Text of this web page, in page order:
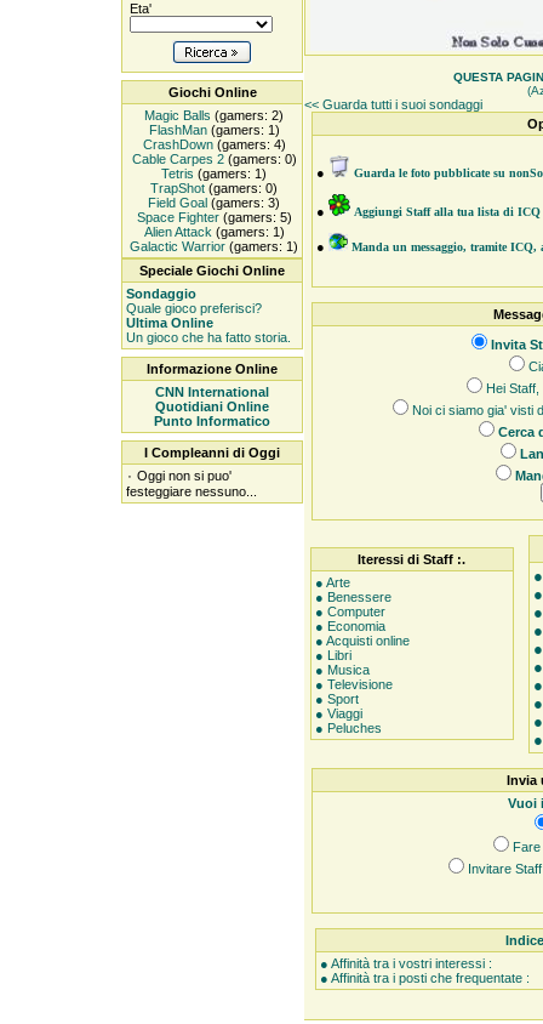
Eta'
Giochi Online
Magic Balls (gamers: 2)
FlashMan(gamers: 1)
CrashDown(gamers: 4)
Cable Carpes 2(gamers: 0)
Tetris (gamers: 1)
TrapShot (gamers: 0)
Field Goal (gamers: 3)
Space Fighter(gamers: 5)
Alien Attack (gamers: 1)
Galactic Warrior (gamers: 1)
Speciale Giochi Online
Sondaggio
Quale gioco preferisci?
Ultima Online
Un gioco che ha fatto storia.
Informazione Online
CNN International
Quotidiani Online
Punto Informatico
I Compleanni di Oggi
۰ Oggi non si puo'
festeggiare nessuno...
QUESTA
<< Guarda tutti i suoi sondaggi
● Guarda le foto pubblicate su
● Aggiungi Staff alla tua lista di ICQ
● Manda un messaggio, tramite ICQ,
Invita
Hei Staff,
Noi ci siamo gia' visti
Cerca
Iteressi di Staff :.
● Arte
● Benessere
● Computer
● Economia
● Acquisti online
● Libri
● Musica
● Televisione
● Sport
● Viaggi
● Peluches
Invia
Vuoi
Fare
Invitare
● Affinità tra i vostri interessi :
● Affinità tra i posti che frequentate :